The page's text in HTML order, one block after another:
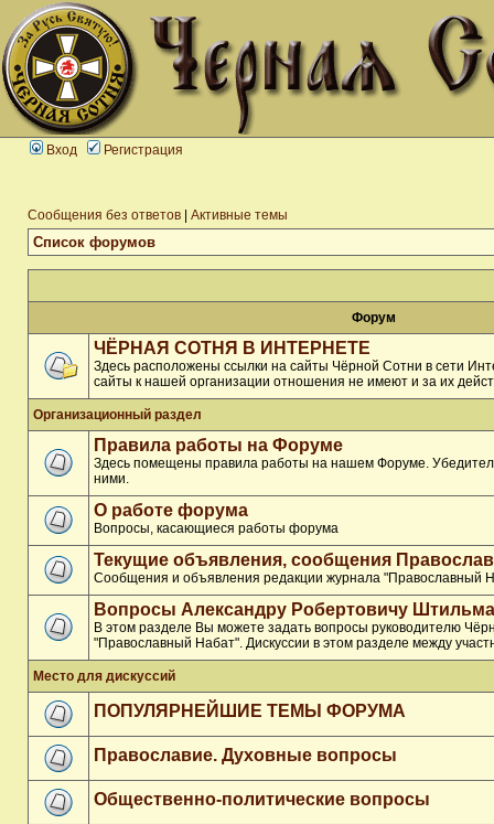
Вход Регистрация
Сообщения без ответов Активные темы
Список форумов
Форум
ЧЁРНАЯ СОТНЯ В ИНТЕРНЕТЕ
Здесь расположены ссылки на сайты Чёрной Сотни в сети
сайты к нашей организации отношения не имеют и за их
Организационный раздел
Правила работы на Форуме
Здесь помещены правила работы на нашем Форуме.
ними.
О работе форума
Вопросы, касающиеся работы форума
Текущие объявления, сообщения
Сообщения и объявления редакции журнала "Православный
Вопросы Александру Робертовичу
В этом разделе Вы можете задать вопросы руководителю
"Православный Набат". Дискуссии в этом разделе между
Место для дискуссий
ПОПУЛЯРНЕЙШИЕ ТЕМЫ ФОРУМА
Православие. Духовные вопросы
Общественно-политические вопросы